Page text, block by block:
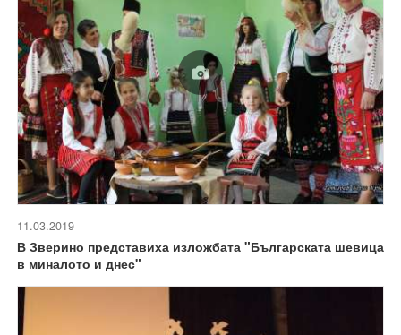
11.03.2019
В Зверино представиха изложбата "Българската шевица
в миналото и днес"